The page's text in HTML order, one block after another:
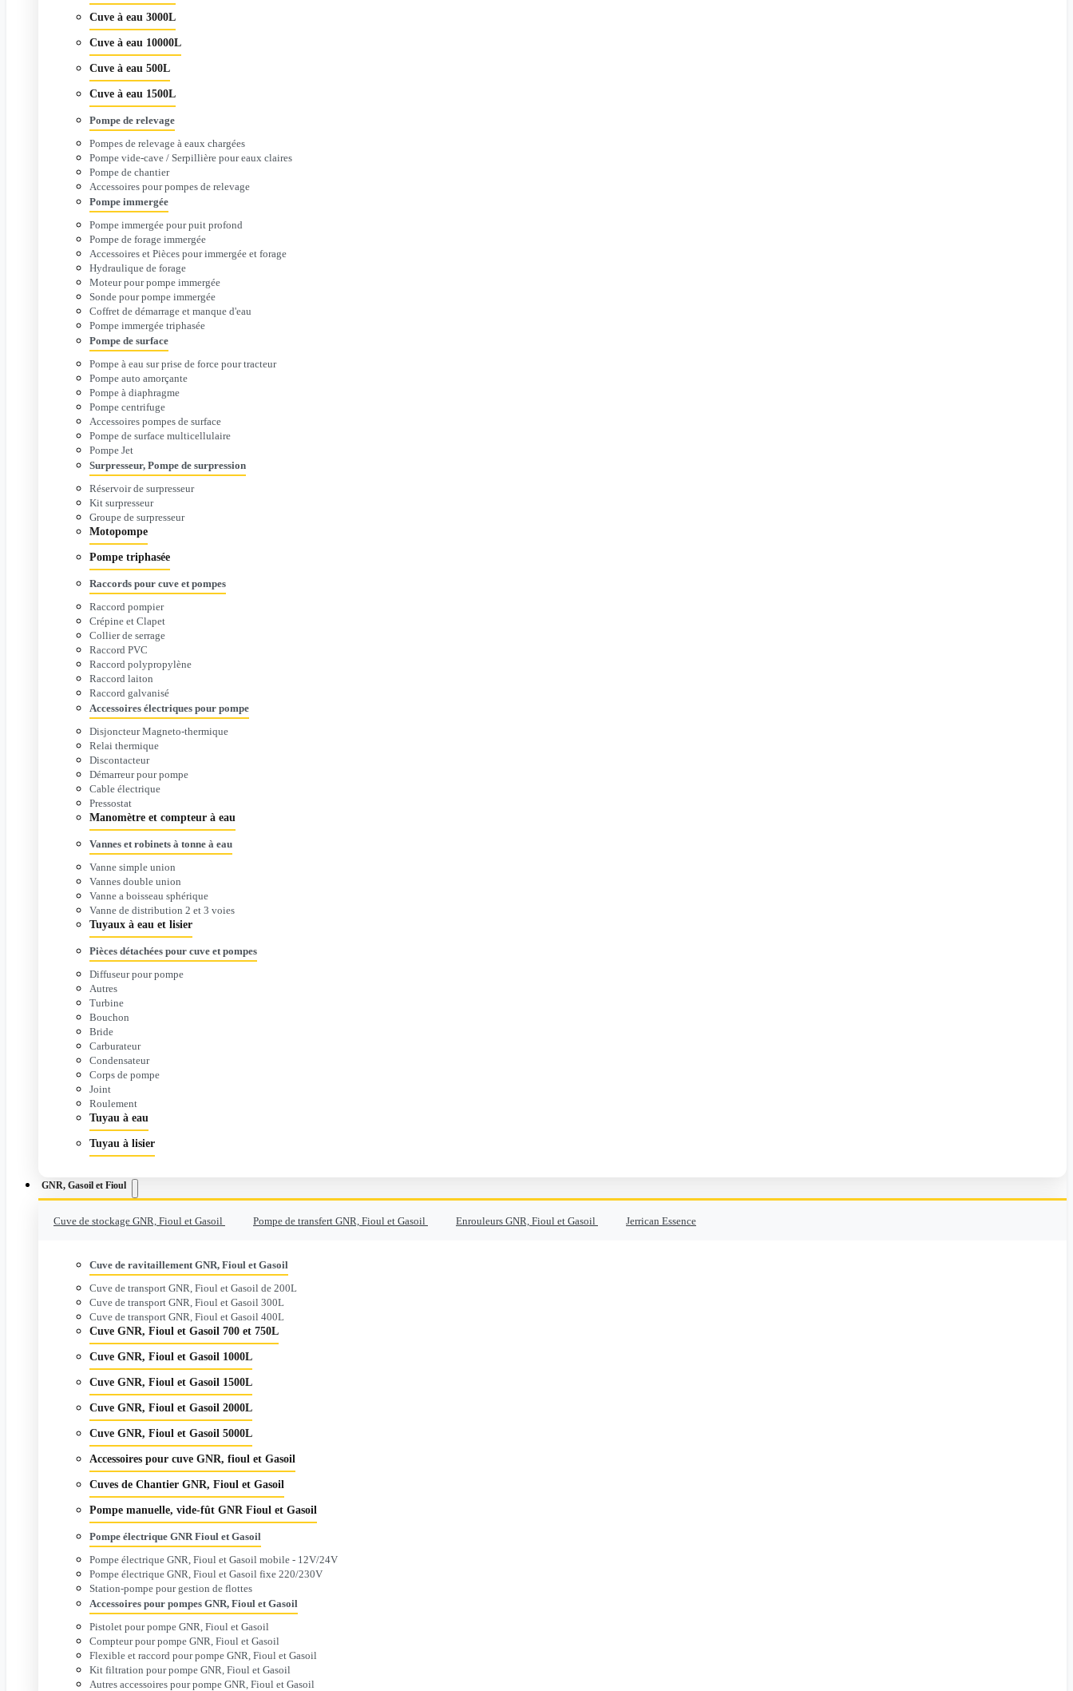
Cuve à eau 3000L
Cuve à eau 10000L
Cuve à eau 500L
Cuve à eau 1500L
Pompe de relevage
Pompes de relevage à eaux chargées
Pompe vide-cave / Serpillière pour eaux claires
Pompe de chantier
Accessoires pour pompes de relevage
Pompe immergée
Pompe immergée pour puit profond
Pompe de forage immergée
Accessoires et Pièces pour immergée et forage
Hydraulique de forage
Moteur pour pompe immergée
Sonde pour pompe immergée
Coffret de démarrage et manque d'eau
Pompe immergée triphasée
Pompe de surface
Pompe à eau sur prise de force pour tracteur
Pompe auto amorçante
Pompe à diaphragme
Pompe centrifuge
Accessoires pompes de surface
Pompe de surface multicellulaire
Pompe Jet
Surpresseur, Pompe de surpression
Réservoir de surpresseur
Kit surpresseur
Groupe de surpresseur
Motopompe
Pompe triphasée
Raccords pour cuve et pompes
Raccord pompier
Crépine et Clapet
Collier de serrage
Raccord PVC
Raccord polypropylène
Raccord laiton
Raccord galvanisé
Accessoires électriques pour pompe
Disjoncteur Magneto-thermique
Relai thermique
Discontacteur
Démarreur pour pompe
Cable électrique
Pressostat
Manomètre et compteur à eau
Vannes et robinets à tonne à eau
Vanne simple union
Vannes double union
Vanne a boisseau sphérique
Vanne de distribution 2 et 3 voies
Tuyaux à eau et lisier
Pièces détachées pour cuve et pompes
Diffuseur pour pompe
Autres
Turbine
Bouchon
Bride
Carburateur
Condensateur
Corps de pompe
Joint
Roulement
Tuyau à eau
Tuyau à lisier
GNR, Gasoil et Fioul
Cuve de stockage GNR, Fioul et Gasoil Pompe de transfert GNR, Fioul et Gasoil Enrouleurs GNR, Fioul et Gasoil Jerrican Essence
Cuve de ravitaillement GNR, Fioul et Gasoil
Cuve de transport GNR, Fioul et Gasoil de 200L
Cuve de transport GNR, Fioul et Gasoil 300L
Cuve de transport GNR, Fioul et Gasoil 400L
Cuve GNR, Fioul et Gasoil 700 et 750L
Cuve GNR, Fioul et Gasoil 1000L
Cuve GNR, Fioul et Gasoil 1500L
Cuve GNR, Fioul et Gasoil 2000L
Cuve GNR, Fioul et Gasoil 5000L
Accessoires pour cuve GNR, fioul et Gasoil
Cuves de Chantier GNR, Fioul et Gasoil
Pompe manuelle, vide-fût GNR Fioul et Gasoil
Pompe électrique GNR Fioul et Gasoil
Pompe électrique GNR, Fioul et Gasoil mobile - 12V/24V
Pompe électrique GNR, Fioul et Gasoil fixe 220/230V
Station-pompe pour gestion de flottes
Accessoires pour pompes GNR, Fioul et Gasoil
Pistolet pour pompe GNR, Fioul et Gasoil
Compteur pour pompe GNR, Fioul et Gasoil
Flexible et raccord pour pompe GNR, Fioul et Gasoil
Kit filtration pour pompe GNR, Fioul et Gasoil
Autres accessoires pour pompe GNR, Fioul et Gasoil